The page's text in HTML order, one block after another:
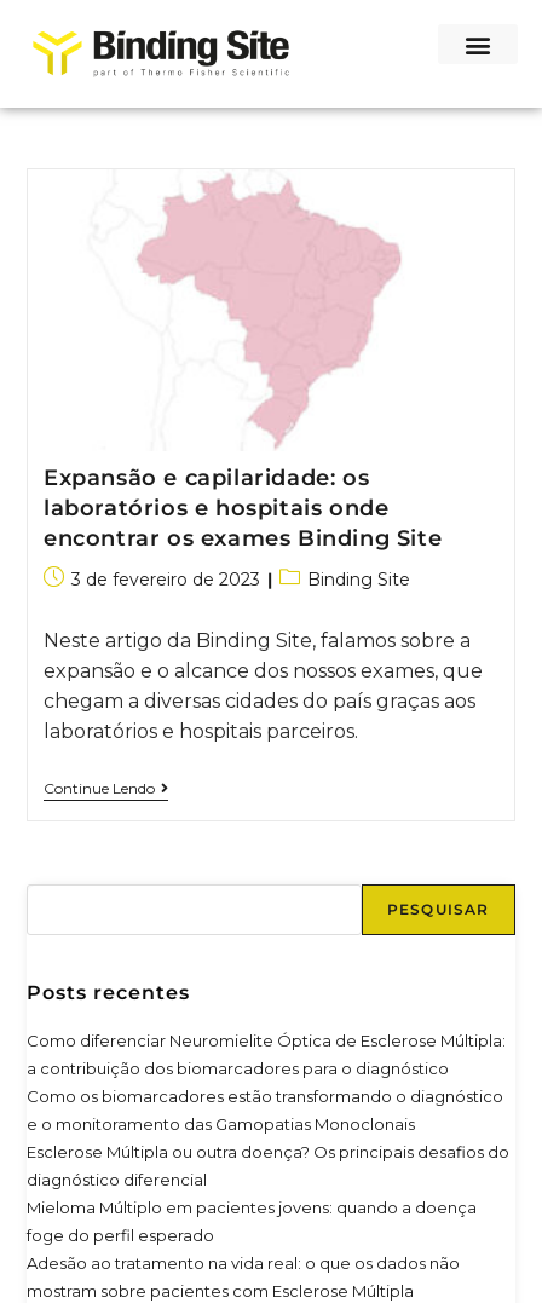
Expansão e capilaridade: os
laboratórios e hospitais onde
encontrar os exames Binding Site
3 de fevereiro de 2023 Binding Site
Neste artigo da Binding Site, falamos sobre a
expansão e o alcance dos nossos exames, que
chegam a diversas cidades do país graças aos
laboratórios e hospitais parceiros.
Continue Lendo
PESQUISAR
Posts recentes
Como diferenciar Neuromielite Óptica de Esclerose Múltipla:
a contribuição dos biomarcadores para o diagnóstico
Como os biomarcadores estão transformando o diagnóstico
e o monitoramento das Gamopatias Monoclonais
Esclerose Múltipla ou outra doença? Os principais desafios do
diagnóstico diferencial
Mieloma Múltiplo em pacientes jovens: quando a doença
foge do perfil esperado
Adesão ao tratamento na vida real: o que os dados não
mostram sobre pacientes com Esclerose Múltipla